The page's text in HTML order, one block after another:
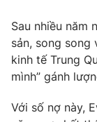
Cơ quan báo chí:
Giấy phép hoạt
cấp ngày 29/12/
Tổng Biên tập:
Phó Tổng Biên
Tổng đài VTV:
Sau nhiều năm
sản, song song
kinh tế Trung
mình” gánh
Với số nợ này,